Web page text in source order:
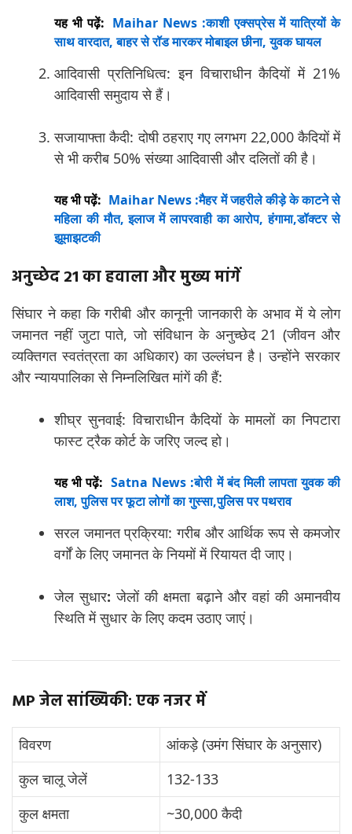
यह भी पढ़ें: Maihar News :काशी एक्सप्रेस में यात्रियों के
साथ वारदात, बाहर से रॉड मारकर मोबाइल छीना, युवक घायल
आदिवासी प्रतिनिधित्व: इन विचाराधीन कैदियों में 21%
आदिवासी समुदाय से हैं।
सजायाफ्ता कैदी: दोषी ठहराए गए लगभग 22,000 कैदियों में
से भी करीब 50% संख्या आदिवासी और दलितों की है।
यह भी पढ़ें: Maihar News :मैहर में जहरीले कीड़े के काटने से
महिला की मौत, इलाज में लापरवाही का आरोप, हंगामा,डॉक्टर से
झूमाझटकी
अनुच्छेद 21 का हवाला और मुख्य मांगें
सिंघार ने कहा कि गरीबी और कानूनी जानकारी के अभाव में ये लोग
जमानत नहीं जुटा पाते, जो संविधान के अनुच्छेद 21 (जीवन और
व्यक्तिगत स्वतंत्रता का अधिकार) का उल्लंघन है। उन्होंने सरकार
और न्यायपालिका से निम्नलिखित मांगें की हैं:
शीघ्र सुनवाई: विचाराधीन कैदियों के मामलों का निपटारा
फास्ट ट्रैक कोर्ट के जरिए जल्द हो।
यह भी पढ़ें: Satna News :बोरी में बंद मिली लापता युवक की
लाश, पुलिस पर फूटा लोगों का गुस्सा,पुलिस पर पथराव
सरल जमानत प्रक्रिया: गरीब और आर्थिक रूप से कमजोर
वर्गों के लिए जमानत के नियमों में रियायत दी जाए।
जेल सुधार: जेलों की क्षमता बढ़ाने और वहां की अमानवीय
स्थिति में सुधार के लिए कदम उठाए जाएं।
MP जेल सांख्यिकी: एक नजर में
विवरण
आंकड़े (उमंग सिंघार के अनुसार)
कुल चालू जेलें
132-133
कुल क्षमता
~30,000 कैदी